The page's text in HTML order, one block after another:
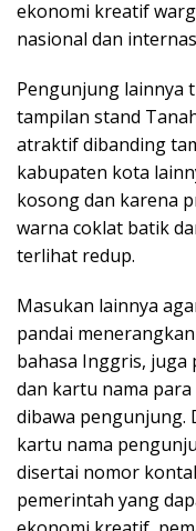
ekonomi kreatif
nasional dan
Pengunjung lainnya
tampilan stand
atraktif dibanding
kabupaten kota
kosong dan karena
warna coklat batik
terlihat redup.
Masukan lainnya
pandai
bahasa Inggris, juga
dan kartu nama
dibawa pengunjung.
kartu nama
disertai nomor
pemerintah yang